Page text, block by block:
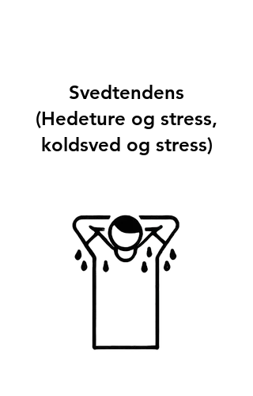
Svedtendens
(Hedeture og stress,
koldsved og stress)